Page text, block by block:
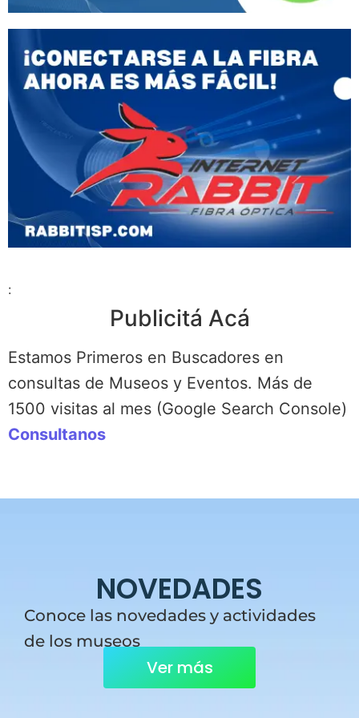
:
Publicitá Acá
Estamos Primeros en Buscadores en
consultas de Museos y Eventos. Más de
1500 visitas al mes (Google Search Console)
Consultanos
NOVEDADES
Conoce las novedades y actividades
de los museos
Ver más